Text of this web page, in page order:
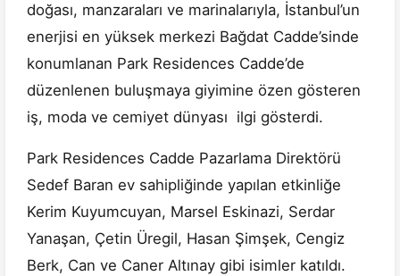
doğası, manzaraları ve marinalarıyla, İstanbul’un
enerjisi en yüksek merkezi Bağdat Cadde’sinde
konumlanan Park Residences Cadde’de
düzenlenen buluşmaya giyimine özen gösteren
iş, moda ve cemiyet dünyası ilgi gösterdi.
Park Residences Cadde Pazarlama Direktörü
Sedef Baran ev sahipliğinde yapılan etkinliğe
Kerim Kuyumcuyan, Marsel Eskinazi, Serdar
Yanaşan, Çetin Üregil, Hasan Şimşek, Cengiz
Berk, Can ve Caner Altınay gibi isimler katıldı.